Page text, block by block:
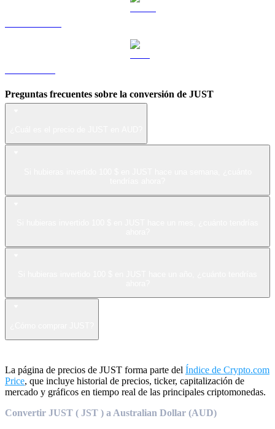
Preguntas frecuentes sobre la conversión de JUST
La página de precios de JUST forma parte del Índice de Crypto.com
Price, que incluye historial de precios, ticker, capitalización de
mercado y gráficos en tiempo real de las principales criptomonedas.
Convertir JUST ( JST ) a Australian Dollar (AUD)